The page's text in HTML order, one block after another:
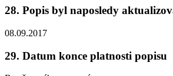
28. Popis byl naposledy
08.09.2017
29. Datum konce platnosti popisu